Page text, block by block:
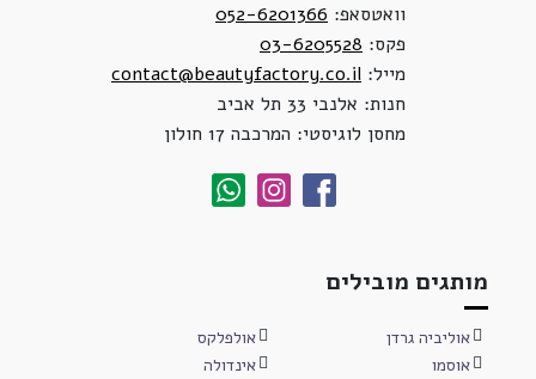
וואטסאפ: 052-6201366
פקס: 03-6205528
מייל: contact@beautyfactory.co.il
חנות: אלנבי 33 תל אביב
מחסן לוגיסטי: המרכבה 17 חולון
מותגים מובילים
אוליביה גרדן
אולפלקס
אוסמו
אינדולה